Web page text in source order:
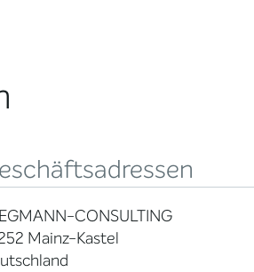
CONSULTING
Mainz-Kastel